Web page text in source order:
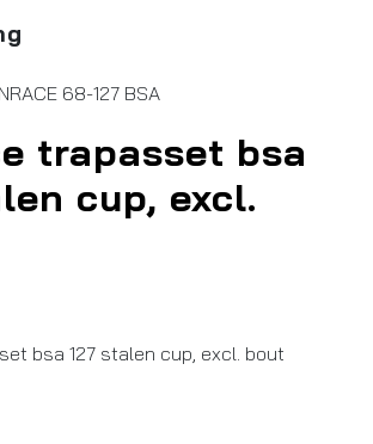
68-127 BSA
trapasset bsa
cup, excl.
bsa 127 stalen cup, excl. bout